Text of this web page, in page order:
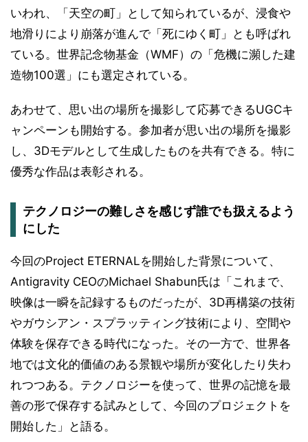
いわれ、「天空の町」として知られているが、浸食や
地滑りにより崩落が進んで「死にゆく町」とも呼ばれ
ている。世界記念物基金（WMF）の「危機に瀕した建
造物100選」にも選定されている。
あわせて、思い出の場所を撮影して応募できるUGCキ
ャンペーンも開始する。参加者が思い出の場所を撮影
し、3Dモデルとして生成したものを共有できる。特に
優秀な作品は表彰される。
テクノロジーの難しさを感じず誰でも扱えるよう
にした
今回のProject ETERNALを開始した背景について、
Antigravity CEOのMichael Shabun氏は「これまで、
映像は一瞬を記録するものだったが、3D再構築の技術
やガウシアン・スプラッティング技術により、空間や
体験を保存できる時代になった。その一方で、世界各
地では文化的価値のある景観や場所が変化したり失わ
れつつある。テクノロジーを使って、世界の記憶を最
善の形で保存する試みとして、今回のプロジェクトを
開始した」と語る。